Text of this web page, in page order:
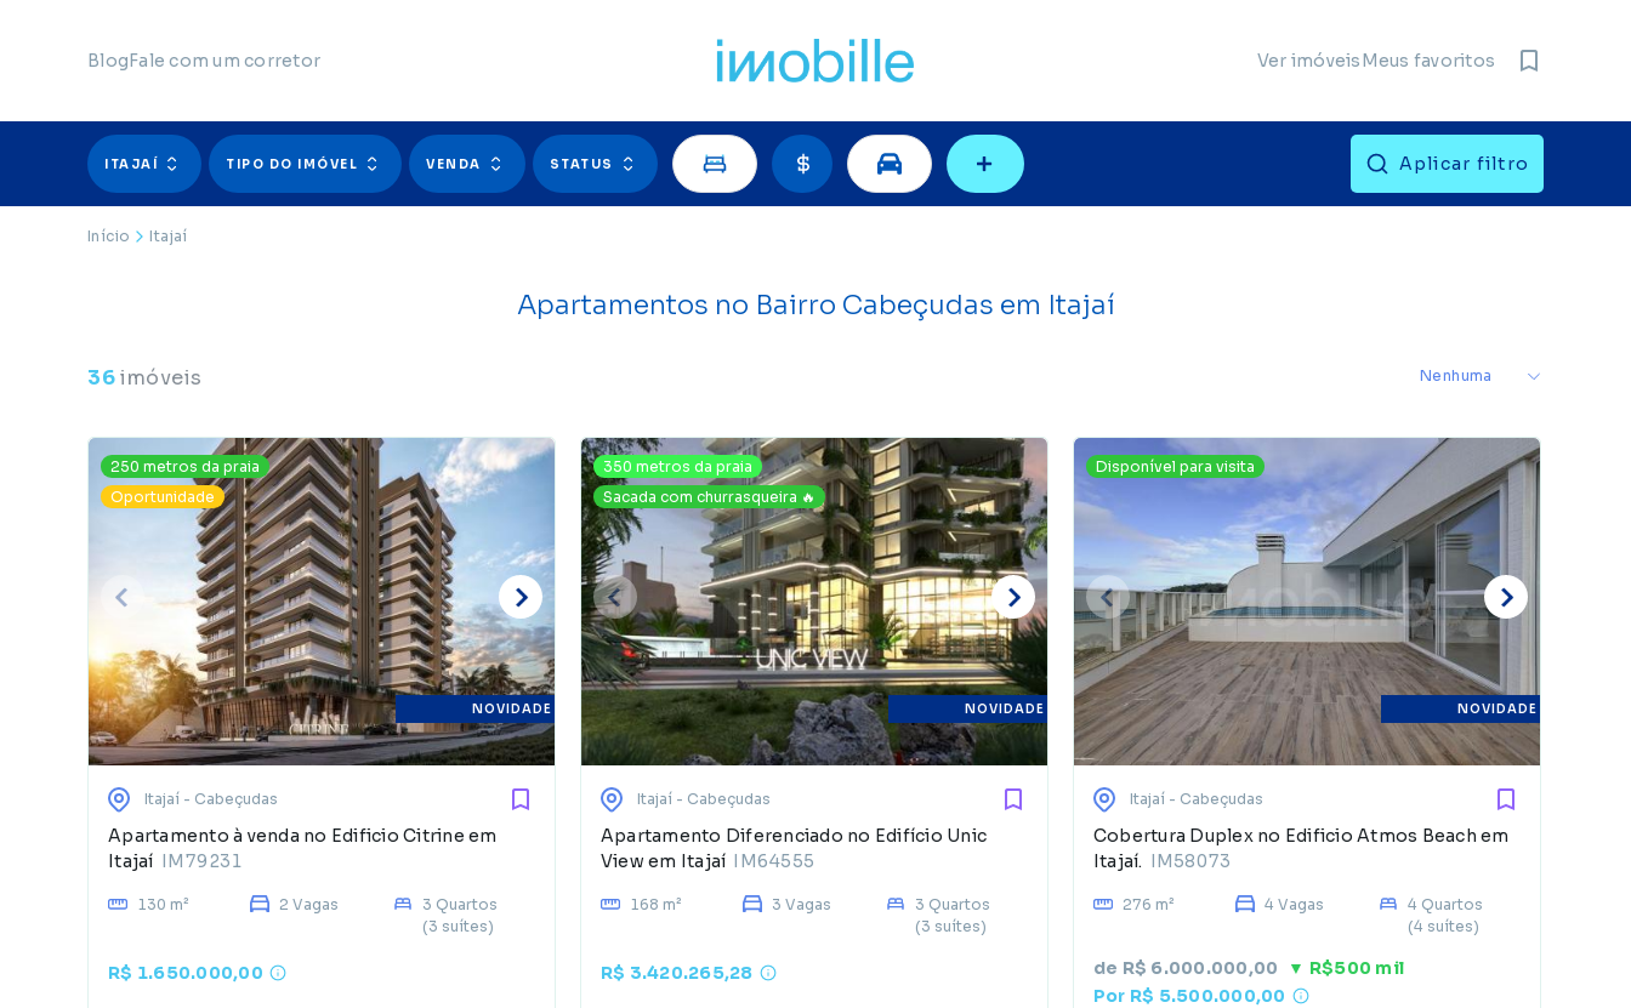
BlogFale com um corretor Ver imóveisMeus favoritos
ITAJAÍ TIPO DO IMÓVEL VENDA STATUS Filtros Aplicar filtro
Início Itajaí
Apartamentos no Bairro Cabeçudas em Itajaí
36imóveis
250 metros da praia
Oportunidade
NOVIDADE
Itajaí - Cabeçudas
Apartamento à venda no Edificio Citrine em
Itajaí IM79231
130 m² 2 Vagas
3 Quartos
(3 suítes)
R$ 1.650.000,00
350 metros da praia
Sacada com churrasqueira 🔥
NOVIDADE
Itajaí - Cabeçudas
Apartamento Diferenciado no Edifício Unic
View em Itajaí IM64555
168 m² 3 Vagas
3 Quartos
(3 suítes)
R$ 3.420.265,28
Disponível para visita
NOVIDADE
Itajaí - Cabeçudas
Cobertura Duplex no Edificio Atmos Beach em
Itajaí. IM58073
276 m² 4 Vagas
4 Quartos
(4 suítes)
de R$ 6.000.000,00
▼ R$500 mil
Por R$ 5.500.000,00